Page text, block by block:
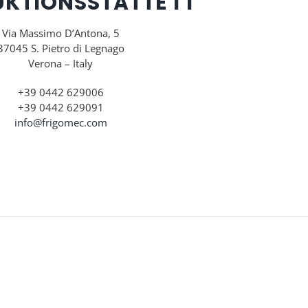
Via Massimo D’Antona, 5
S. Pietro di Legnago
Verona – Italy
+39 0442 629006
+39 0442 629091
info@frigomec.com